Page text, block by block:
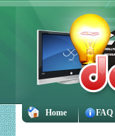
Home FAQ